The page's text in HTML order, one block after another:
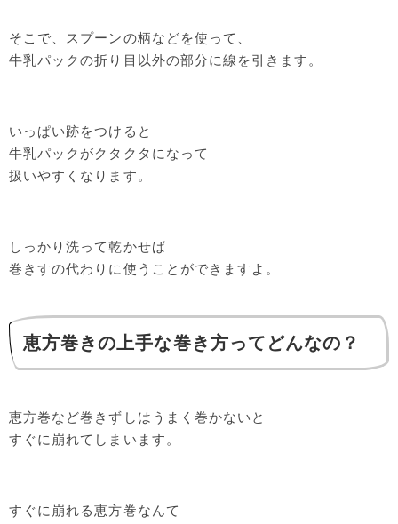
そこで、スプーンの柄などを使って、
牛乳パックの折り目以外の部分に線を引きます。
いっぱい跡をつけると
牛乳パックがクタクタになって
扱いやすくなります。
しっかり洗って乾かせば
巻きすの代わりに使うことができますよ。
恵方巻きの上手な巻き方ってどんなの？
恵方巻など巻きずしはうまく巻かないと
すぐに崩れてしまいます。
すぐに崩れる恵方巻なんて